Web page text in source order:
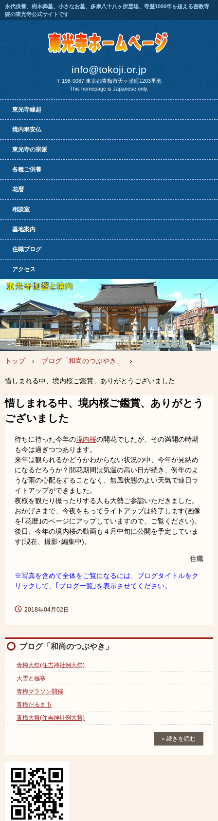
永代供養、樹木葬墓、小さなお墓、多摩八十八ヶ所霊場、寺歴1000年を超える密教寺
院の東光寺公式サイトです
info@tokoji.or.jp
〒198-0087 東京都青梅市天ヶ瀬町1203番地
This homepage is Japanese only.
東光寺縁起
境内奉安仏
東光寺の宗派
各種ご供養
花暦
相談室
墓地案内
住職ブログ
アクセス
トップ › ブログ「和尚のつぶやき」 ›
惜しまれる中、境内桜ご鑑賞、ありがとうございました
惜しまれる中、境内桜ご鑑賞、ありがとう
ございました
待ちに待った今年の境内桜の開花でしたが、その満開の時期
も今は過ぎつつあります。
来年は観られるかどうかわからない状況の中、今年が見納め
になるだろうか？開花期間は気温の高い日が続き、例年のよ
うな雨の心配をすることなく、無風状態のよい天気で連日ラ
イトアップができました。
夜桜を観たり撮ったりする人も大勢ご参詣いただきました。
おかげさまで、今夜をもってライトアップは終了します(画像
を｢花暦｣のページにアップしていますので、ご覧ください)。
後日、今年の境内桜の動画も４月中旬に公開を予定していま
す(現在、撮影･編集中)。
住職
※写真を含めて全体をご覧になるには、ブログタイトルをク
リックして、｢ブログ一覧｣を表示させてください。
2018年04月02日
ブログ「和尚のつぶやき」
青梅大祭(住吉神社例大祭)
大雪と極寒
青梅マラソン開催
青梅だるま市
青梅大祭(住吉神社例大祭)
» 続きを読む